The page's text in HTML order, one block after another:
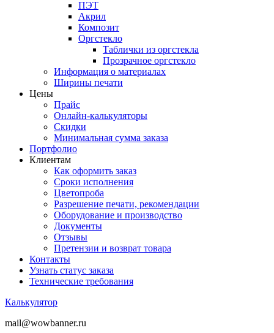
ПЭТ
Акрил
Композит
Оргстекло
Таблички из оргстекла
Прозрачное оргстекло
Информация о материалах
Ширины печати
Цены
Прайс
Онлайн-калькуляторы
Скидки
Минимальная сумма заказа
Портфолио
Клиентам
Как оформить заказ
Сроки исполнения
Цветопроба
Разрешение печати, рекомендации
Оборудование и производство
Документы
Отзывы
Претензии и возврат товара
Контакты
Узнать статус заказа
Технические требования
Калькулятор
mail@wowbanner.ru